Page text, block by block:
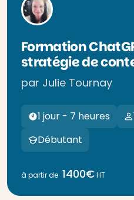
Formation
stratégie de
par Julie Tournay
1 jour - 7 heures
Débutant
à partir de 1400€HT